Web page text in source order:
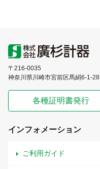
〒216-0035
神奈川県川崎市宮前区馬絹6-1-28
各種証明書発行
インフォメーション
ご利用ガイド